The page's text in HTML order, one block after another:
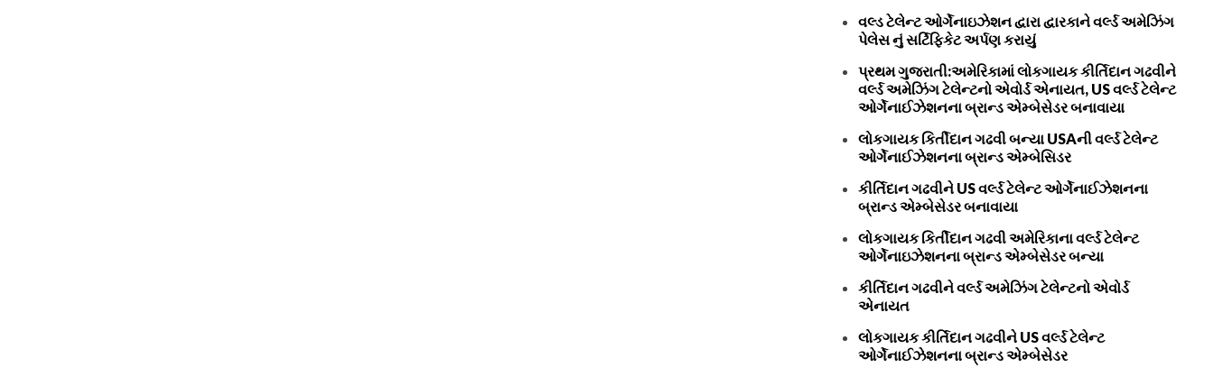
વલ્ડ ટેલેન્ટ ઓર્ગેનાઇઝેશન દ્વારા દ્વારકાને વર્લ્ડ અમેઝિંગ
પેલેસ નું સર્ટિફિકેટ અર્પણ કરાયું
પ્રથમ ગુજરાતી:અમેરિકામાં લોકગાયક કીર્તિદાન ગઢવીને
વર્લ્ડ અમેઝિંગ ટેલેન્ટનો એવોર્ડ એનાયત, US વર્લ્ડ ટેલેન્ટ
ઓર્ગેનાઈઝેશનના બ્રાન્ડ એમ્બેસેડર બનાવાયા
લોકગાયક કિર્તીદાન ગઢવી બન્યા USAની વર્લ્ડ ટેલેન્ટ
ઓર્ગેનાઈઝેશનના બ્રાન્ડ એમ્બેસિડર
કીર્તિદાન ગઢવીને US વર્લ્ડ ટેલેન્ટ ઓર્ગેનાઈઝેશનના
બ્રાન્ડ એમ્બેસેડર બનાવાયા
લોકગાયક કિર્તીદાન ગઢવી અમેરિકાના વર્લ્ડ ટેલેન્ટ
ઓર્ગેનાઇઝેશનના બ્રાન્ડ એમ્બેસેડર બન્યા
કીર્તિદાન ગઢવીને વર્લ્ડ અમેઝિંગ ટેલેન્ટનો એવોર્ડ
એનાયત
લોકગાયક કીર્તિદાન ગઢવીને US વર્લ્ડ ટેલેન્ટ
ઓર્ગેનાઈઝેશનના બ્રાન્ડ એમ્બેસેડર